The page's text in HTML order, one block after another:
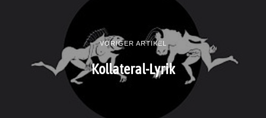
VORIGER ARTIKEL
Kollateral-Lyrik